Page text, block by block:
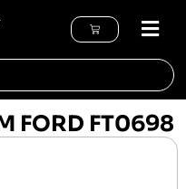
FORD FT0698